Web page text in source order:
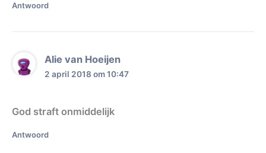
Antwoord
Alie van Hoeijen
2 april 2018 om 10:47
God straft onmiddelijk
Antwoord